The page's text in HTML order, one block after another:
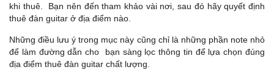
khi thuê. Bạn nên đến tham khảo vài nơi, sau đó hãy quyết định
thuê đàn guitar ở địa điểm nào.
Những điều lưu ý trong mục này cũng chỉ là những phần note nhỏ
để làm đường dẫn cho bạn sàng lọc thông tin để lựa chọn đúng
địa điểm thuê đàn guitar chất lượng.